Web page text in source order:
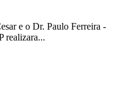
e o Dr. Paulo Ferreira -
realizara...